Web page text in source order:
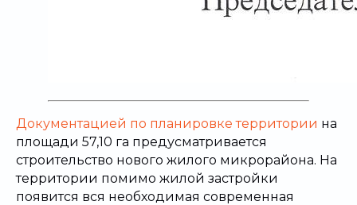
Документацией по планировке территории на
площади 57,10 га предусматривается
строительство нового жилого микрорайона. На
территории помимо жилой застройки
появится вся необходимая современная